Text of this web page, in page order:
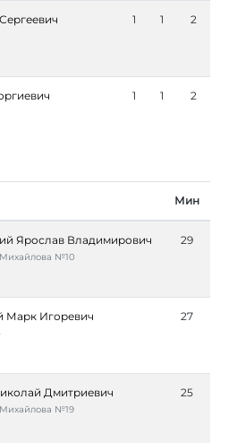
1 1 2
1 1 2
Мин
Ярослав Владимирович
№10
29
Марк Игоревич 27
Дмитриевич
№19
25